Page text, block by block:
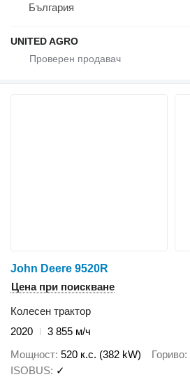
България
UNITED AGRO
John Deere 9520R
Цена при поискване
Колесен трактор
2020
3 855 м/ч
Мощност 520 к.с. (382 kW) Гориво
ISOBUS ✓